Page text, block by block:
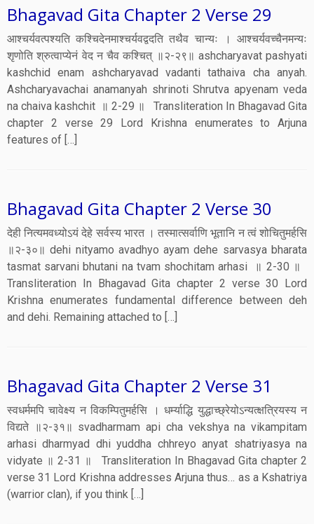
Bhagavad Gita Chapter 2 Verse 29
आश्चर्यवत्पश्यति कश्चिदेनमाश्चर्यवद्वदति तथैव चान्यः । आश्चर्यवच्चैनमन्यः
शृणोति श्रुत्वाप्येनं वेद न चैव कश्चित् ॥२-२९॥ ashcharyavat pashyati
kashchid enam ashcharyavad vadanti tathaiva cha anyah.
Ashcharyavachai anamanyah shrinoti Shrutva apyenam veda
na chaiva kashchit ॥ 2-29 ॥ Transliteration In Bhagavad Gita
chapter 2 verse 29 Lord Krishna enumerates to Arjuna
features of […]
Bhagavad Gita Chapter 2 Verse 30
देही नित्यमवध्योऽयं देहे सर्वस्य भारत । तस्मात्सर्वाणि भूतानि न त्वं शोचितुमर्हसि
॥२-३०॥ dehi nityamo avadhyo ayam dehe sarvasya bharata
tasmat sarvani bhutani na tvam shochitam arhasi ॥ 2-30 ॥
Transliteration In Bhagavad Gita chapter 2 verse 30 Lord
Krishna enumerates fundamental difference between deh
and dehi. Remaining attached to […]
Bhagavad Gita Chapter 2 Verse 31
स्वधर्ममपि चावेक्ष्य न विकम्पितुमर्हसि । धर्म्याद्धि युद्धाच्छ्रेयोऽन्यत्क्षत्रियस्य न
विद्यते ॥२-३१॥ svadharmam api cha vekshya na vikampitam
arhasi dharmyad dhi yuddha chhreyo anyat shatriyasya na
vidyate ॥ 2-31 ॥ Transliteration In Bhagavad Gita chapter 2
verse 31 Lord Krishna addresses Arjuna thus… as a Kshatriya
(warrior clan), if you think […]